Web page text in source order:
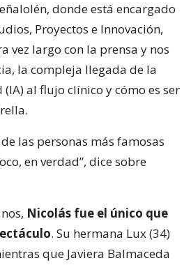
donde está encargado
Proyectos e Innovación,
vez largo con la prensa y nos
la compleja llegada de la
al flujo clínico y cómo es ser
las personas más famosas
en verdad”, dice sobre
Nicolás fue el único que
. Su hermana Lux (34)
que Javiera Balmaceda